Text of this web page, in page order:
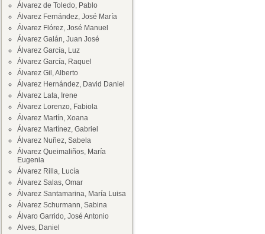
Álvarez de Toledo, Pablo
Álvarez Fernández, José María
Álvarez Flórez, José Manuel
Álvarez Galán, Juan José
Álvarez García, Luz
Álvarez García, Raquel
Álvarez Gil, Alberto
Álvarez Hernández, David Daniel
Álvarez Lata, Irene
Álvarez Lorenzo, Fabiola
Álvarez Martín, Xoana
Álvarez Martínez, Gabriel
Álvarez Nuñez, Sabela
Álvarez Queimaliños, María
Eugenia
Álvarez Rilla, Lucía
Álvarez Salas, Omar
Álvarez Santamarina, María Luisa
Álvarez Schurmann, Sabina
Álvaro Garrido, José Antonio
Alves, Daniel